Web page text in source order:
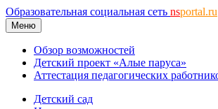
Образовательная социальная сеть nsportal.ru
Меню
Обзор возможностей
Детский проект «Алые паруса»
Аттестация педагогических
Детский сад